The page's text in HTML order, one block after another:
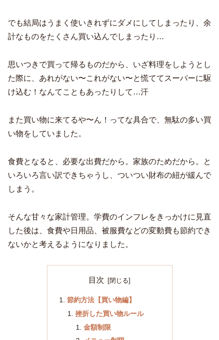
でも結局はうまく使いきれずにダメにしてしまったり、余
計なものをたくさん買い込んでしまったり…
思いつきで買って帰るものだから、いざ料理をしようとし
た際に、あれがない〜これがない〜と慌ててスーパーに駆
け込む！なんてこともあったりして…汗
また買い物に来てるや〜ん！ってな具合で、無駄の多い買
い物をしていました。
食費となると、必要な出費だから。家族のためだから。と
いろいろ言い訳できちゃうし、ついつい財布の紐が緩んで
しまう。
そんな甘々な家計管理。学費のインフレをきっかけに見直
した後は、食費や日用品、被服費などの変動費も節約でき
ないかと考えるようになりました。
目次
節約方法【買い物編】
挫折した買い物ルール
金額制限